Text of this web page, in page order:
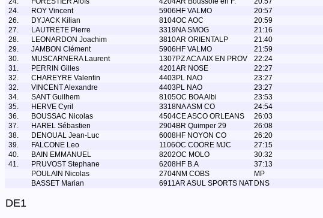
24.
ROY Vincent 5906HF VALMO
20:57
26.
DYJACK Kilian 8104OC AOC
20:59
27.
LAUTRETE Pierre 3319NA SMOG
21:16
28.
LEONARDON Joachim 3810AR ORIENTALP
21:40
29.
JAMBON Clément 5906HF VALMO
21:59
30.
MUSCARNERA Laurent 1307PZ ACA AIX EN PROV
22:24
31.
PERRIN Gilles 4201AR NOSE
22:27
32.
CHAREYRE Valentin 4403PL NAO
23:27
32.
VINCENT Alexandre 4403PL NAO
23:27
34.
SANT Guilhem 8105OC BOA Albi
23:53
35.
HERVE Cyril 3318NA ASM CO
24:54
36.
BOUSSAC Nicolas 4504CE ASCO ORLEANS
26:03
37.
HAREL Sébastien 2904BR Quimper 29
26:08
38.
DENOUAL Jean-Luc 6008HF NOYON CO
26:20
39.
FALCONE Leo 1106OC COORE MJC
27:15
40.
BAIN EMMANUEL 8202OC MOLO
30:32
41.
PRUVOST Stephane 6208HF B.A
37:13
POULAIN Nicolas
2704NM COBS
MP
BASSET Marian
6911AR ASUL SPORTS NAT DNS
DE1